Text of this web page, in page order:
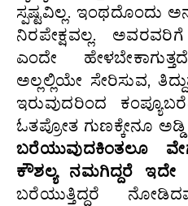
ಸ್ಪಷ್ಟವಿಲ್ಲ. ಇಂಥದೊಂದು
ನಿರಪೇಕ್ಷವಲ್ಲ.
ಎಂದೇ
ಅಲ್ಲಲ್ಲಿಯೇ ಸೇರಿಸುವ,
ಇರುವುದರಿಂದ
ಓತಪ್ರೋತ ಗುಣಕ್ಕೇನೂ
ಬರೆಯುವುದಕಿಂತಲೂ
ಕೌಶಲ್ಯ ನಮಗಿದ್ದರೆ ಇದೇ
ಬರೆಯುತ್ತಿದ್ದರೆ